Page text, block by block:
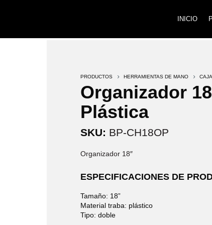
INICIO
PRODUCTOS 5 HERRAMIENTAS DE MANO 5
Organizador
Plástica
SKU: BP-CH18OP
Organizador 18″
ESPECIFICACIONES DE
Tamaño: 18”
Material traba: plástico
Tipo: doble